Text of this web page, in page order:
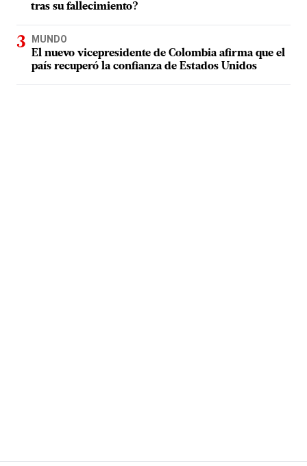
tras su fallecimiento?
MUNDO
El nuevo vicepresidente de Colombia afirma que el
país recuperó la confianza de Estados Unidos